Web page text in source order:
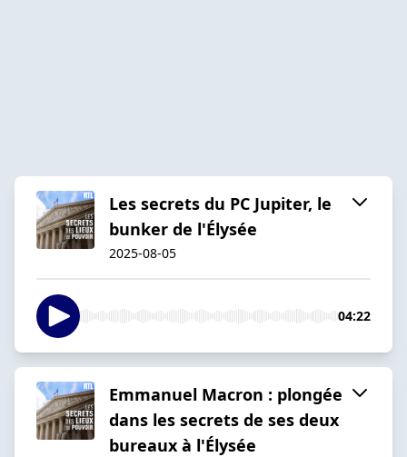
Les secrets du PC Jupiter, le
bunker de l'Élysée
2025-08-05
04:22
Emmanuel Macron : plongée
dans les secrets de ses deux
bureaux à l'Élysée